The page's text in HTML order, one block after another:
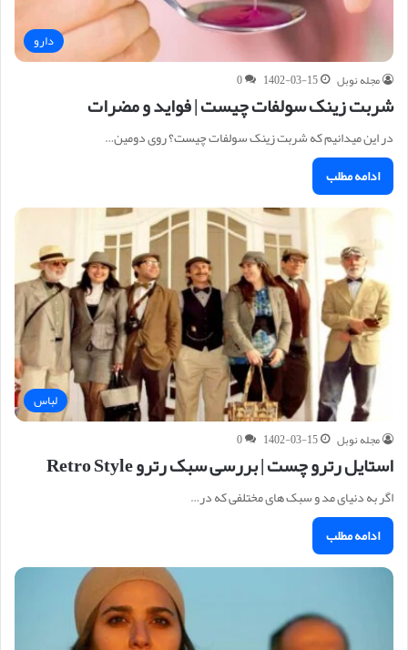
دارو
مجله نوبل 1402-03-15
0
شربت زینک سولفات چیست | فواید و مضرات
در این میدانیم که شربت زینک سولفات چیست؟ روی دومین…
ادامه مطلب
لباس
مجله نوبل 1402-03-15
0
استایل رترو چست | بررسی سبک رترو Retro Style
اگر به دنیای مد و سبک های مختلفی که در…
ادامه مطلب